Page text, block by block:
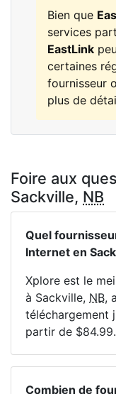
Bien que
services
EastLink
certaines
fournisseur
plus de
Foire aux
Sackville, NB
Quel
Internet en
Xplore est le
à Sackville, NB,
téléchargement
partir de $84.99.
Combien de